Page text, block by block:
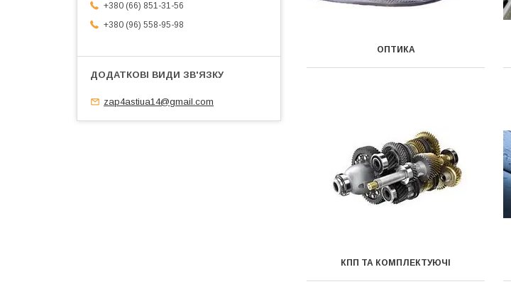
ОПТИКА
КПП ТА КОМПЛЕКТУЮЧІ
+380 (66) 851-31-56
+380 (96) 558-95-98
zap4astiua14@gmail.com